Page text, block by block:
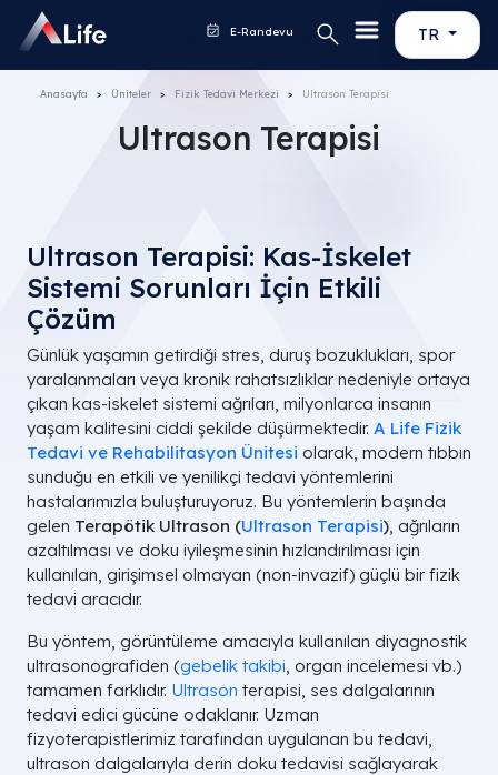
TR
E-Randevu
Anasayfa Üniteler Fizik Tedavi Merkezi Ultrason Terapisi
Ultrason Terapisi
Ultrason Terapisi: Kas-İskelet
Sistemi Sorunları İçin Etkili
Çözüm
Günlük yaşamın getirdiği stres, duruş bozuklukları, spor
yaralanmaları veya kronik rahatsızlıklar nedeniyle ortaya
çıkan kas-iskelet sistemi ağrıları, milyonlarca insanın
yaşam kalitesini ciddi şekilde düşürmektedir. A Life Fizik
Tedavi ve Rehabilitasyon Ünitesi olarak, modern tıbbın
sunduğu en etkili ve yenilikçi tedavi yöntemlerini
hastalarımızla buluşturuyoruz. Bu yöntemlerin başında
gelen Terapötik Ultrason (Ultrason Terapisi), ağrıların
azaltılması ve doku iyileşmesinin hızlandırılması için
kullanılan, girişimsel olmayan (non-invazif) güçlü bir fizik
tedavi aracıdır.
Bu yöntem, görüntüleme amacıyla kullanılan diyagnostik
ultrasonografiden (gebelik takibi, organ incelemesi vb.)
tamamen farklıdır. Ultrason terapisi, ses dalgalarının
tedavi edici gücüne odaklanır. Uzman
fizyoterapistlerimiz tarafından uygulanan bu tedavi,
ultrason dalgalarıyla derin doku tedavisi sağlayarak